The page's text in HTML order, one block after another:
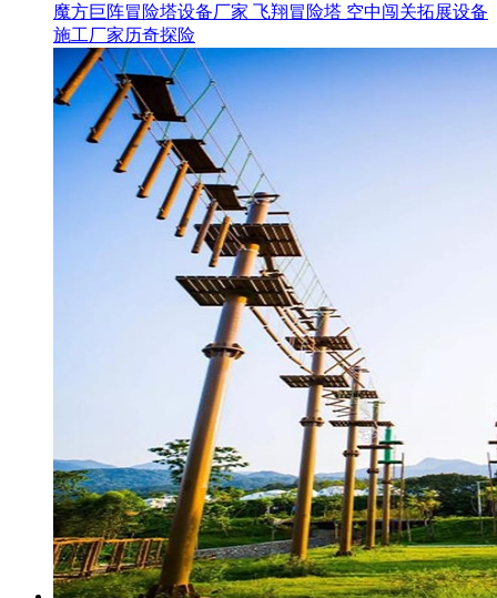
魔方巨阵冒险塔设备厂家 飞翔冒险塔 空中闯关拓展设备
施工厂家历奇探险